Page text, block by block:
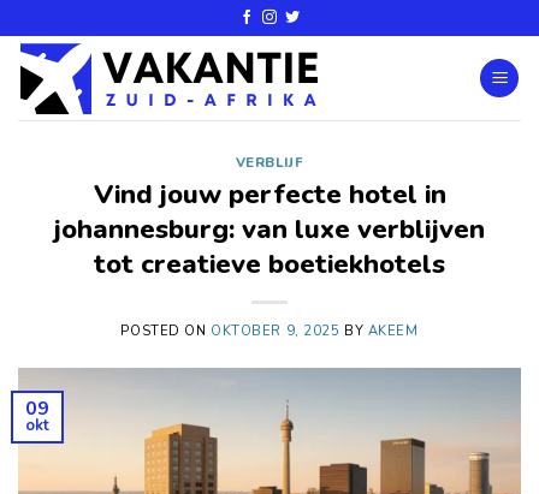
VERBLIJF
Vind jouw perfecte hotel in
johannesburg: van luxe verblijven
tot creatieve boetiekhotels
POSTED ON OKTOBER 9, 2025 BY AKEEM
09
okt